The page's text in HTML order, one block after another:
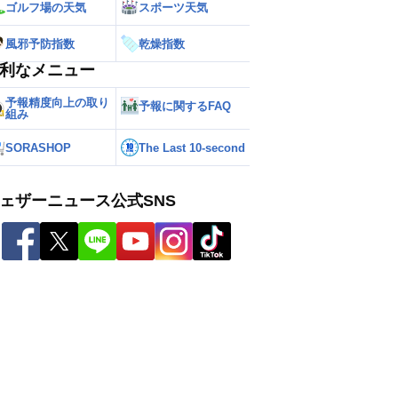
ゴルフ場の天気 スポーツ天気
風邪予防指数 乾燥指数
なメニュー
予報精度向上の取り
組み
予報に関するFAQ
SORASHOP The Last 10-second
ザーニュース公式SNS